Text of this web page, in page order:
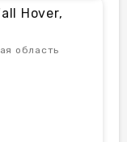
Hover,
область